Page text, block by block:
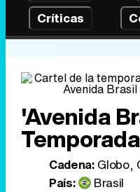
Críticas
'Avenida
Cadena:Globo,
País:
Brasil